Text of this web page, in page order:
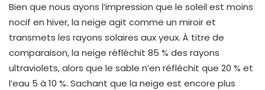
Bien que nous ayons l’impression que le soleil est moins
nocif en hiver, la neige agit comme un miroir et
transmets les rayons solaires aux yeux. À titre de
comparaison, la neige réfléchit 85 % des rayons
ultraviolets, alors que le sable n’en réfléchit que 20 % et
l’eau 5 à 10 %. Sachant que la neige est encore plus